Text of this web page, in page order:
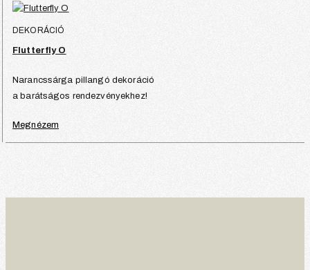
DEKORÁCIÓ
Flutterfly O
Narancssárga pillangó dekoráció
a barátságos rendezvényekhez!
Megnézem